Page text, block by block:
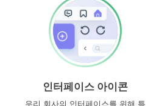
인터페이스 아이콘
우리 회사의 인터페이스를 위해 특